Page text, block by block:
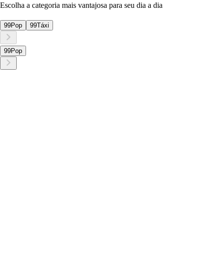
Escolha a categoria mais vantajosa para seu dia a dia
99Pop 99Táxi
99Pop